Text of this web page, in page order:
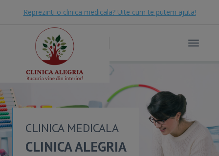
Reprezinti o clinica medicala? Uite cum te putem ajuta!
Toggle
CLINICA MEDICALA
CLINICA ALEGRIA